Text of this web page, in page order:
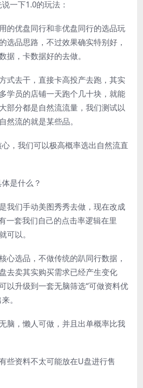
一下1.0的玩法：
的优盘同行和非优盘同行的选品玩
选品思路，不过效果确实特别好，
据，卡数据好的去做。
式去干，直接卡高投产去跑，其实
学员的店铺一天跑个几十块，就能
部分都是自然流流量，我们测试以
然流的就是某些品。
，我们可以极高概率选出自然流直
是什么？
我们手动美图秀秀去做，现在改成
一套我们自己的点击率逻辑在里
可以。
心选品，不做传统的趴同行数据，
去卖其实购买需求已经产生变化
以升级到一套无脑筛选“可做资料优
。
脑，懒人可做，并且出单概率比我
些资料不太可能放在U盘进行售